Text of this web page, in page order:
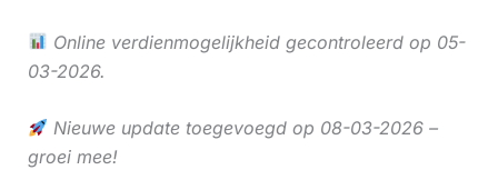
Online verdienmogelijkheid gecontroleerd op 05-
03-2026.
Nieuwe update toegevoegd op 08-03-2026 –
groei mee!